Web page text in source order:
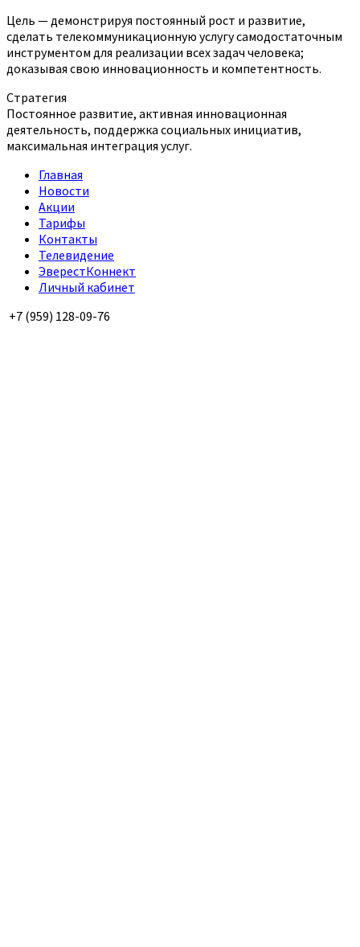
Цель — демонстрируя постоянный рост и развитие,
сделать телекоммуникационную услугу самодостаточным
инструментом для реализации всех задач человека;
доказывая свою инновационность и компетентность.
Стратегия
Постоянное развитие, активная инновационная
деятельность, поддержка социальных инициатив,
максимальная интеграция услуг.
Главная
Новости
Акции
Тарифы
Контакты
Телевидение
ЭверестКоннект
Личный кабинет
+7 (959) 128-09-76